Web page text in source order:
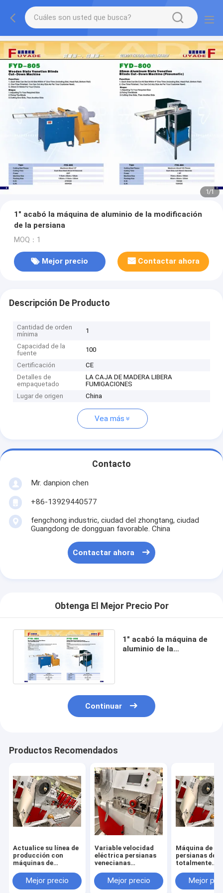
1/1
1" acabó la máquina de aluminio de la modificación
de la persiana
MOQ：1
Mejor precio Contactar ahora
Descripción De Producto
Cantidad de orden
mínima
1
Capacidad de la
fuente
100
Certificación
CE
Detalles de
empaquetado
LA CAJA DE MADERA LIBERA
FUMIGACIONES
Lugar de origen
China
Vea más
Contacto
Mr. danpion chen
+86-13929440577
fengchong industric, ciudad del zhongtang, ciudad
Guangdong de dongguan favorable. China
Contactar ahora
Obtenga El Mejor Precio Por
1" acabó la máquina de
aluminio de la
Continuar
Productos Recomendados
Actualice su línea de
producción con
máquinas de
persianas
venecianas de
Mejor precio
Variable velocidad
eléctrica persianas
venecianas
fabricación con
control PLC
Mejor precio
Máquina de
persianas de
totalmente
kW ajustable
sistema de
Mejor